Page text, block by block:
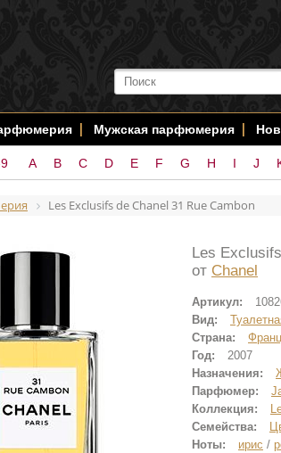
Мужская парфюмерия
A B C D E F G H I J
Les Exclusifs de Chanel 31 Rue Cambon
Les
от Chanel
Артикул:
Вид:
Страна:
Год:
2007
Назначения:
Парфюмер:
Коллекция:
Семейства:
Ноты:
ирис /